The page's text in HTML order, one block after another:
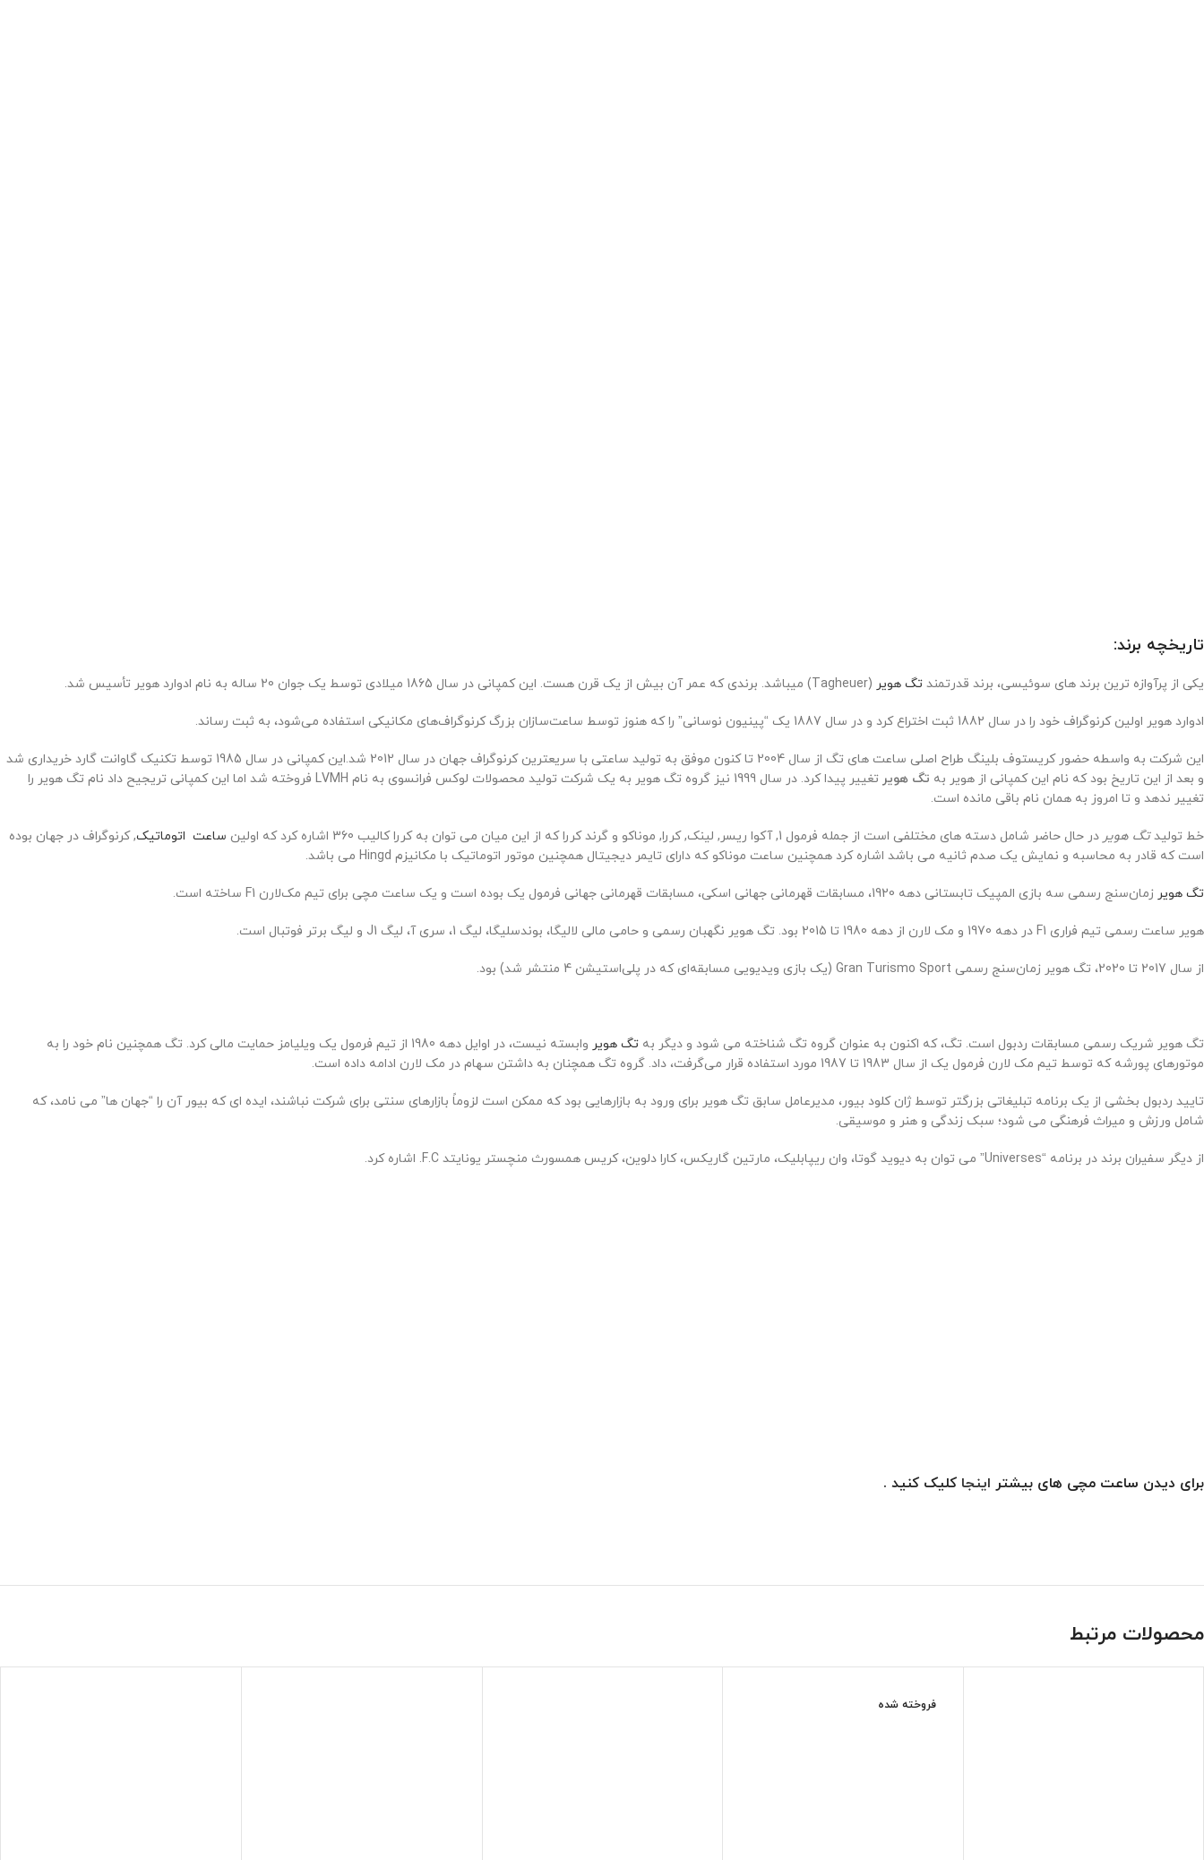
تاریخچه برند:
یکی از پرآوازه ترین برند های سوئیسی، برند قدرتمند تگ هویر (Tagheuer) میباشد. برندی که عمر آن بیش از یک قرن هست. این کمپانی در سال 1865 میلادی توسط یک جوان 20 ساله به نام ادوارد هویر تأسیس شد.
ادوارد هویر اولین کرنوگراف خود را در سال 1882 ثبت اختراع کرد و در سال 1887 یک “پینیون نوسانی” را که هنوز توسط ساعت‌سازان بزرگ کرنوگراف‌های مکانیکی استفاده می‌شود، به ثبت رساند.
این شرکت به واسطه حضور کریستوف بلینگ طراح اصلی ساعت های تگ از سال 2004 تا کنون موفق به تولید ساعتی با سریعترین کرنوگراف جهان در سال 2012 شد.این کمپانی در سال 1985 توسط تکنیک گاوانت گارد خریداری شد
و بعد از این تاریخ بود که نام این کمپانی از هویر به تگ هویر
تغییر پیدا کرد. در سال 1999 نیز گروه تگ هویر به یک شرکت تولید محصولات لوکس فرانسوی به نام LVMH فروخته شد اما این کمپانی تریجیح داد نام تگ هویر را
تغییر ندهد و تا امروز به همان نام باقی مانده است.
خط تولیدتگ هویر در حال حاضر شامل دسته های مختلفی است از جمله فرمول 1, آکوا ریسر, لینک, کررا, موناکو و گرند کررا که از این میان می توان به کررا کالیب 360 اشاره کرد که اولین ساعت اتوماتیک, کرنوگراف در جهان بوده
است که قادر به محاسبه و نمایش یک صدم ثانیه می باشد اشاره کرد همچنین ساعت موناکو که دارای تایمر دیجیتال همچنین موتور اتوماتیک با مکانیزم Hingd می باشد.
تگ هویر زمان‌سنج رسمی سه بازی المپیک تابستانی دهه 1920، مسابقات قهرمانی جهانی اسکی، مسابقات قهرمانی جهانی فرمول یک بوده است و یک ساعت مچی برای تیم مک‌لارن F1 ساخته است.
هویر ساعت رسمی تیم فراری F1 در دهه 1970 و مک لارن از دهه 1980 تا 2015 بود. تگ هویر نگهبان رسمی و حامی مالی لالیگا، بوندسلیگا، لیگ 1، سری آ، لیگ J1 و لیگ برتر فوتبال است.
از سال 2017 تا 2020، تگ هویر زمان‌سنج رسمی Gran Turismo Sport (یک بازی ویدیویی مسابقه‌ای که در پلی‌استیشن 4 منتشر شد) بود.
تگ هویر شریک رسمی مسابقات ردبول است. تگ، که اکنون به عنوان گروه تگ شناخته می شود و دیگر به تگ هویر
وابسته نیست، در اوایل دهه 1980 از تیم فرمول یک ویلیامز حمایت مالی کرد. تگ همچنین نام خود را به
موتورهای پورشه که توسط تیم مک لارن فرمول یک از سال 1983 تا 1987 مورد استفاده قرار می‌گرفت، داد. گروه تگ همچنان به داشتن سهام در مک لارن ادامه داده است.
تایید ردبول بخشی از یک برنامه تبلیغاتی بزرگتر توسط ژان کلود بیور، مدیرعامل سابق تگ هویر برای ورود به بازارهایی بود که ممکن است لزوماً بازارهای سنتی برای شرکت نباشند، ایده ای که بیور آن را “جهان ها” می نامد، که
شامل ورزش و میراث فرهنگی می شود؛ سبک زندگی و هنر و موسیقی.
از دیگر سفیران برند در برنامه “Universes” می توان به دیوید گوتا، وان ریپابلیک، مارتین گاریکس، کارا دلوین، کریس همسورث منچستر یونایتد F.C. اشاره کرد.
برای دیدن ساعت مچی های بیشتر اینجا کلیک کنید .
محصولات مرتبط
فروخته شده